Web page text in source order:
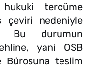
tercüme
çeviri nedeniyle
Bu durumun
yani OSB
Bürosuna teslim